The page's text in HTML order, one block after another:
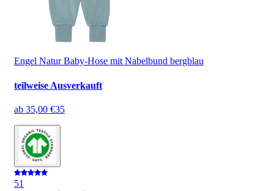
Engel Natur Baby-Hose mit Nabelbund bergblau
teilweise Ausverkauft
ab 35,00 €35
51